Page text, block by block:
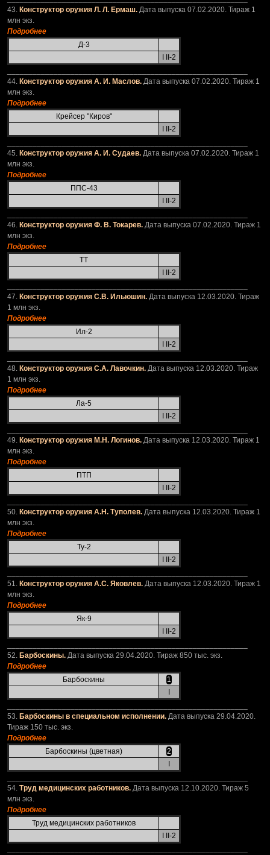
43. Конструктор оружия Л. Л. Ермаш. Дата выпуска 07.02.2020. Тираж 1
млн экз.
Подробнее
Д-3
I II-2
44. Конструктор оружия А. И. Маслов. Дата выпуска 07.02.2020. Тираж 1
млн экз.
Подробнее
Крейсер "Киров"
I II-2
45. Конструктор оружия А. И. Судаев. Дата выпуска 07.02.2020. Тираж 1
млн экз.
Подробнее
ППС-43
I II-2
46. Конструктор оружия Ф. В. Токарев. Дата выпуска 07.02.2020. Тираж 1
млн экз.
Подробнее
ТТ
I II-2
47. Конструктор оружия С.В. Ильюшин. Дата выпуска 12.03.2020. Тираж
1 млн экз.
Подробнее
Ил-2
I II-2
48. Конструктор оружия С.А. Лавочкин. Дата выпуска 12.03.2020. Тираж
1 млн экз.
Подробнее
Ла-5
I II-2
49. Конструктор оружия М.Н. Логинов. Дата выпуска 12.03.2020. Тираж 1
млн экз.
Подробнее
ПТП
I II-2
50. Конструктор оружия А.Н. Туполев. Дата выпуска 12.03.2020. Тираж 1
млн экз.
Подробнее
Ту-2
I II-2
51. Конструктор оружия А.С. Яковлев. Дата выпуска 12.03.2020. Тираж 1
млн экз.
Подробнее
Як-9
I II-2
52. Барбоскины. Дата выпуска 29.04.2020. Тираж 850 тыс. экз.
Подробнее
Барбоскины
1
53. Барбоскины в специальном исполнении. Дата выпуска 29.04.2020.
Тираж 150 тыс. экз.
Подробнее
Барбоскины (цветная)
2
54. Труд медицинских работников. Дата выпуска 12.10.2020. Тираж 5
млн экз.
Подробнее
Труд медицинских работников
I II-2